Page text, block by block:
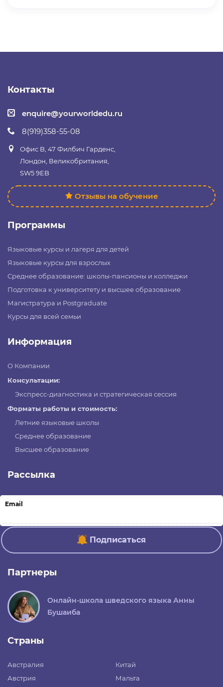
Контакты
enquire@yourworldedu.ru
8(919)358-55-08
Офис B, 47 Филбич Гарденс,
Лондон, Великобритания,
SW5 9EB
Отзывы на обучение
Программы
Языковые курсы и лагеря для детей
Языковые курсы для взрослых
Среднее образование: школы-пансионы и колледжи
Подготовка к университету и высшее образование
Магистратура и Postgraduate
Курсы для всей семьи
Информация
О Компании
Консультации:
Экспресс-диагностика и стратегическая сессия
Форматы работы и стоимость:
Летние языковые школы
Среднее образование
Высшее образование
Рассылка
Email
Подписаться
Партнеры
Онлайн-школа шведского языка Анны
Бушаиба
Страны
Австралия
Австрия
Китай
Мальта